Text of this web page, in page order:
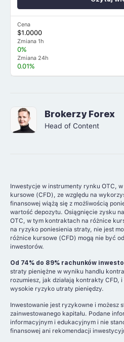
Cena
$1.0000
Zmiana 1h
0%
Zmiana 24h
0.01%
Brokerzy Forex
Head of Content
Inwestycje w instrumenty rynku OTC,
kursowe (CFD), ze względu na
finansowej wiążą się z możliwością
wartość depozytu. Osiągnięcie zysku
OTC, w tym kontraktach na różnice
na ryzyko poniesienia straty, nie jest
różnice kursowe (CFD) mogą nie być
inwestorów.
Od 74% do 89% rachunków
straty pieniężne w wyniku handlu
rozumiesz, jak działają kontrakty CFD,
wysokie ryzyko utraty pieniędzy.
Inwestowanie jest ryzykowne i możesz
zainwestowanego kapitału. Podane
informacyjnym i edukacyjnym i nie
finansowej ani rekomendacji